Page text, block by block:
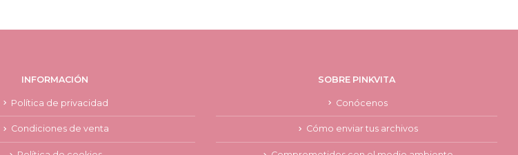
INFORMACIÓN
Política de privacidad
Condiciones de venta
SOBRE PINKVITA
Conócenos
Cómo enviar tus archivos